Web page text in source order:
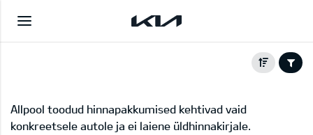
Allpool toodud hinnapakkumised kehtivad vaid
konkreetsele autole ja ei laiene üldhinnakirjale.